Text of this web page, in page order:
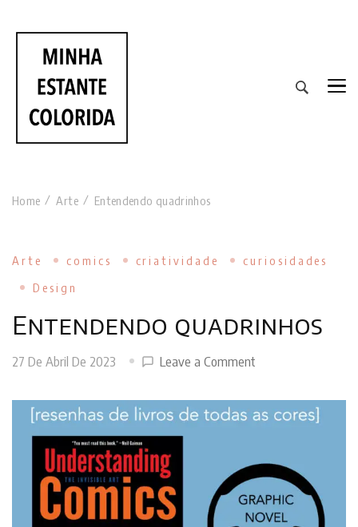
Home Arte Entendendo quadrinhos
Arte comics criatividade
curiosidades
Design
Entendendo quadrinhos
27 De Abril De 2023 Leave a Comment
quadrinhos